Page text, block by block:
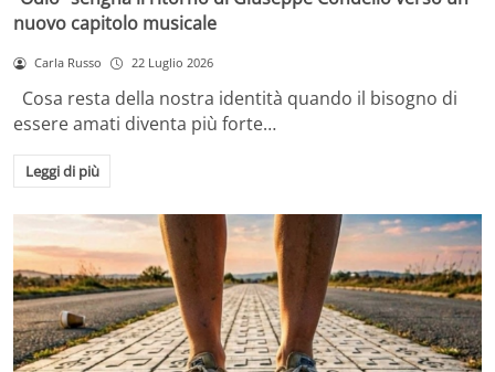
nuovo capitolo musicale
Carla Russo 22 Luglio 2026
Cosa resta della nostra identità quando il bisogno di
essere amati diventa più forte…
Leggi di più